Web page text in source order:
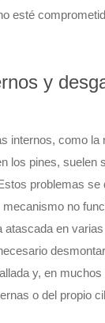
esté
y
internos, como la
los pines, suelen
problemas se
no
atascada en
y, en
o del propio